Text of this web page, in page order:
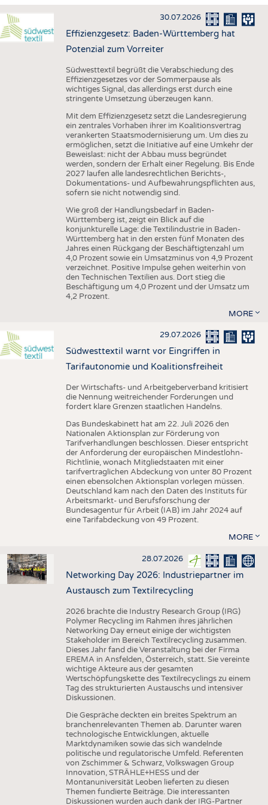
HAUS- UND HEIMTEXTILIEN
BEKLEIDUNG
AUSSCHREIBUNGEN
DTV AUSSCHREIBUNGSDIENST
STATISTICS
ADRESSEN & LINKS
PUBLIKATIONEN
TERMINE
BRANCHENTERMINE
30.07.2026
Effizienzgesetz: Baden-Württemberg hat
Potenzial zum Vorreiter
Südwesttextil begrüßt die Verabschiedung des
Effizienzgesetzes vor der Sommerpause als
wichtiges Signal, das allerdings erst durch eine
stringente Umsetzung überzeugen kann.
Mit dem Effizienzgesetz setzt die Landesregierung
ein zentrales Vorhaben ihrer im Koalitionsvertrag
verankerten Staatsmodernisierung um. Um dies zu
ermöglichen, setzt die Initiative auf eine Umkehr der
Beweislast: nicht der Abbau muss begründet
werden, sondern der Erhalt einer Regelung. Bis Ende
2027 laufen alle landesrechtlichen Berichts-,
Dokumentations- und Aufbewahrungspflichten aus,
sofern sie nicht notwendig sind.
Wie groß der Handlungsbedarf in Baden-
Württemberg ist, zeigt ein Blick auf die
konjunkturelle Lage: die Textilindustrie in Baden-
Württemberg hat in den ersten fünf Monaten des
Jahres einen Rückgang der Beschäftigtenzahl um
4,0 Prozent sowie ein Umsatzminus von 4,9 Prozent
verzeichnet. Positive Impulse gehen weiterhin von
den Technischen Textilien aus. Dort stieg die
Beschäftigung um 4,0 Prozent und der Umsatz um
4,2 Prozent.
MORE
29.07.2026
Südwesttextil warnt vor Eingriffen in
Tarifautonomie und Koalitionsfreiheit
Der Wirtschafts- und Arbeitgeberverband kritisiert
die Nennung weitreichender Forderungen und
fordert klare Grenzen staatlichen Handelns.
Das Bundeskabinett hat am 22. Juli 2026 den
Nationalen Aktionsplan zur Förderung von
Tarifverhandlungen beschlossen. Dieser entspricht
der Anforderung der europäischen Mindestlohn-
Richtlinie, wonach Mitgliedstaaten mit einer
tarifvertraglichen Abdeckung von unter 80 Prozent
einen ebensolchen Aktionsplan vorlegen müssen.
Deutschland kam nach den Daten des Instituts für
Arbeitsmarkt- und Berufsforschung der
Bundesagentur für Arbeit (IAB) im Jahr 2024 auf
eine Tarifabdeckung von 49 Prozent.
MORE
28.07.2026
Networking Day 2026: Industriepartner im
Austausch zum Textilrecycling
2026 brachte die Industry Research Group (IRG)
Polymer Recycling im Rahmen ihres jährlichen
Networking Day erneut einige der wichtigsten
Stakeholder im Bereich Textilrecycling zusammen.
Dieses Jahr fand die Veranstaltung bei der Firma
EREMA in Ansfelden, Österreich, statt. Sie vereinte
wichtige Akteure aus der gesamten
Wertschöpfungskette des Textilrecyclings zu einem
Tag des strukturierten Austauschs und intensiver
Diskussionen.
Die Gespräche deckten ein breites Spektrum an
branchenrelevanten Themen ab. Darunter waren
technologische Entwicklungen, aktuelle
Marktdynamiken sowie das sich wandelnde
politische und regulatorische Umfeld. Referenten
von Zschimmer & Schwarz, Volkswagen Group
Innovation, STRÄHLE+HESS und der
Montanuniversität Leoben lieferten zu diesen
Themen fundierte Beiträge. Die interessanten
Diskussionen wurden auch dank der IRG-Partner